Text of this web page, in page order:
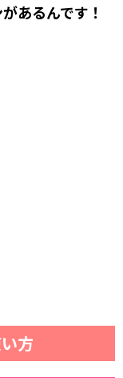
あるんです！
方